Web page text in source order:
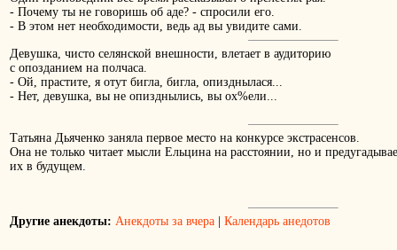
- Почему ты не говоришь об аде? - спросили его.
- В этом нет необходимости, ведь ад вы увидите сами.
Девушка, чисто селянской внешности, влетает в аудитоpию
с опозданием на полчаса.
- Ой, пpастите, я отут бигла, бигла, опизднылася...
- Hет, девушка, вы не опизднылись, вы ох%ели...
Татьяна Дьяченко заняла первое место на конкурсе экстрасенсов.
Она не только читает мысли Ельцина на расстоянии, но и
их в будущем.
Другие анекдоты: Анекдоты за вчера Календарь анедотов